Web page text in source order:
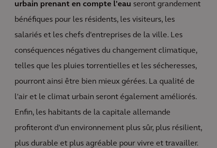
urbain prenant en compte l'eau seront grandement
bénéfiques pour les résidents, les visiteurs, les
salariés et les chefs d'entreprises de la ville. Les
conséquences négatives du changement climatique,
telles que les pluies torrentielles et les sécheresses,
pourront ainsi être bien mieux gérées. La qualité de
l'air et le climat urbain seront également améliorés.
Enfin, les habitants de la capitale allemande
profiteront d'un environnement plus sûr, plus résilient,
plus durable et plus agréable pour vivre et travailler.